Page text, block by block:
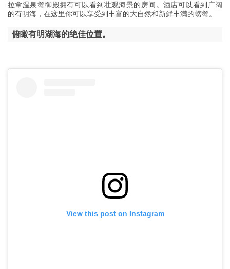
拉拿温泉蟹御殿拥有可以看到壮观海景的房间。酒店可以看到广阔
的有明海，在这里你可以享受到丰富的大自然和新鲜丰满的螃蟹。
俯瞰有明湖海的绝佳位置。
View this post on Instagram